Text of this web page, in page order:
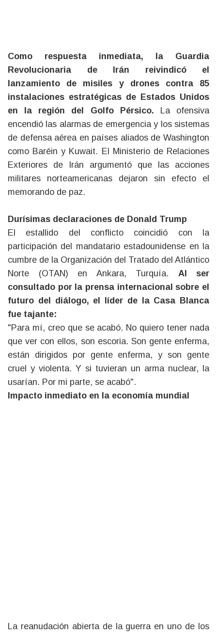
Como respuesta inmediata, la Guardia
Revolucionaria de Irán reivindicó el
lanzamiento de misiles y drones contra 85
instalaciones estratégicas de Estados Unidos
en la región del Golfo Pérsico. La ofensiva
encendió las alarmas de emergencia y los sistemas
de defensa aérea en países aliados de Washington
como Baréin y Kuwait. El Ministerio de Relaciones
Exteriores de Irán argumentó que las acciones
militares norteamericanas dejaron sin efecto el
memorando de paz.
Durísimas declaraciones de Donald Trump
El estallido del conflicto coincidió con la
participación del mandatario estadounidense en la
cumbre de la Organización del Tratado del Atlántico
Norte (OTAN) en Ankara, Turquía. Al ser
consultado por la prensa internacional sobre el
futuro del diálogo, el líder de la Casa Blanca
fue tajante:
"Para mí, creo que se acabó. No quiero tener nada
que ver con ellos, son escoria. Son gente enferma,
están dirigidos por gente enferma, y son gente
cruel y violenta. Y si tuvieran un arma nuclear, la
usarían. Por mi parte, se acabó".
Impacto inmediato en la economía mundial
La reanudación abierta de la guerra en uno de los